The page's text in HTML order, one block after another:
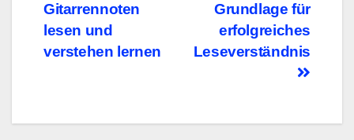
Grundlage für
erfolgreiches
Leseverständnis
Gitarrennoten
lesen und
verstehen lernen